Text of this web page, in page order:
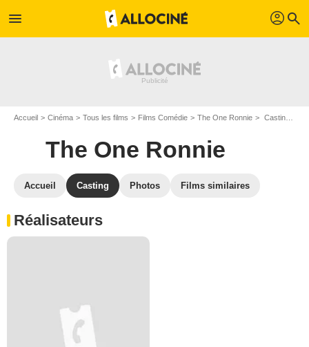
menu profil search
Accueil Cinéma Tous les films Films Comédie The One Ronnie Casting The One Ronnie
The One Ronnie
Accueil Casting Photos Films similaires
Réalisateurs